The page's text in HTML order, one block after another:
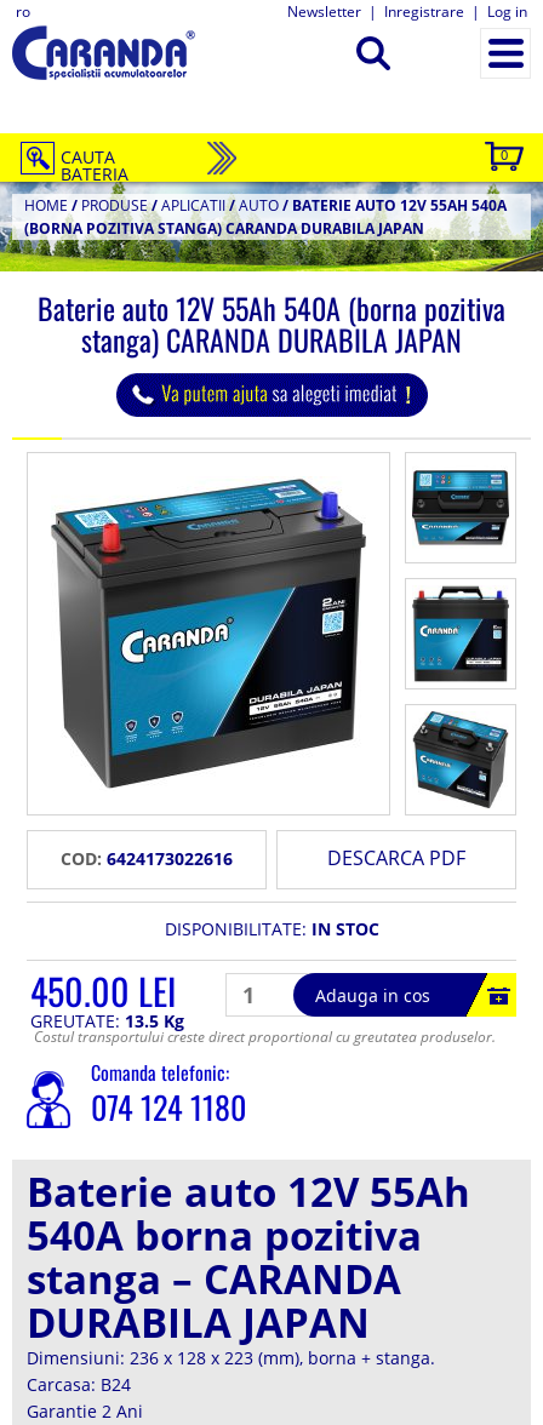
ro Newsletter | Inregistrare | Log in
0
CAUTA
BATERIA
HOME / PRODUSE/APLICATII/AUTO/ BATERIE AUTO 12V 55AH 540A
(BORNA POZITIVA STANGA) CARANDA DURABILA JAPAN
Baterie auto 12V 55Ah 540A (borna pozitiva
stanga) CARANDA DURABILA JAPAN
COD: 6424173022616 DESCARCA PDF
DISPONIBILITATE: IN STOC
450.00 LEI
Adauga in cos
GREUTATE: 13.5 Kg
Costul transportului creste direct proportional cu greutatea produselor.
Comanda telefonic:
074 124 1180
Baterie auto 12V 55Ah
540A borna pozitiva
stanga – CARANDA
DURABILA JAPAN
Dimensiuni: 236 x 128 x 223 (mm), borna + stanga.
Carcasa: B24
Garantie 2 Ani